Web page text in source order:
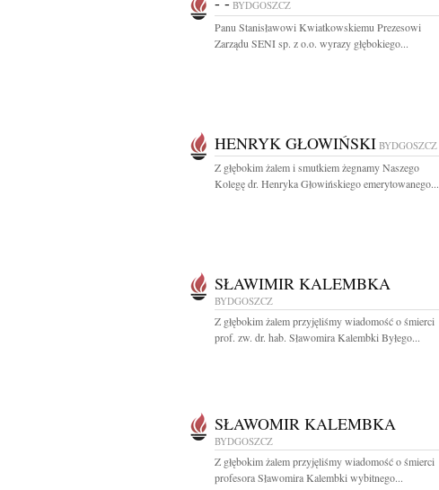
BYDGOSZCZ
Panu Stanisławowi Kwiatkowskiemu Prezesowi
Zarządu SENI sp. z o.o. wyrazy głębokiego...
HENRYK GŁOWIŃSKI BYDGOSZCZ
Z głębokim żalem i smutkiem żegnamy Naszego
Kolegę dr. Henryka Głowińskiego emerytowanego...
SŁAWIMIR KALEMBKA
BYDGOSZCZ
Z głębokim żalem przyjęliśmy wiadomość o śmierci
prof. zw. dr. hab. Sławomira Kalembki Byłego...
SŁAWOMIR KALEMBKA
BYDGOSZCZ
Z głębokim żalem przyjęliśmy wiadomość o śmierci
profesora Sławomira Kalembki wybitnego...